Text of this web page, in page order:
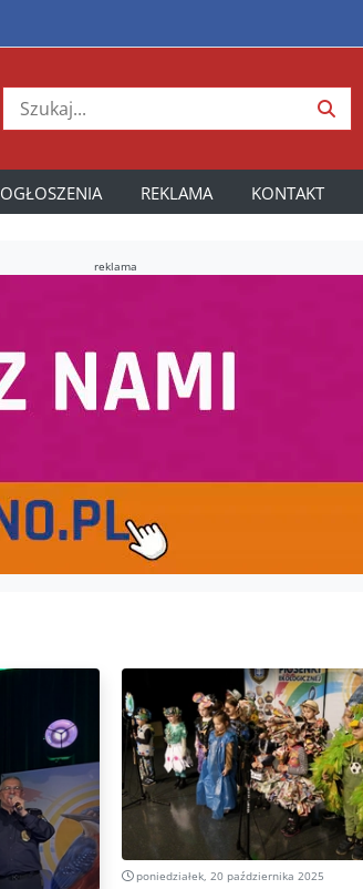
OGŁOSZENIA REKLAMA KONTAKT
reklama
poniedziałek, 20 października 2025